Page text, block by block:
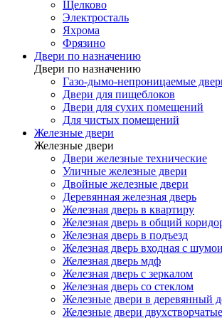
Щелково
Электросталь
Яхрома
Фрязино
Двери по назначению
Двери по назначению
Газо-дымо-непроницаемые
Двери для пищеблоков
Двери для сухих помещений
Для чистых помещений
Железные двери
Железные двери
Двери железные технические
Уличные железные двери
Двойные железные двери
Деревянная железная дверь
Железная дверь в квартиру
Железная дверь в общий
Железная дверь в подъезд
Железная дверь входная с
Железная дверь мдф
Железная дверь с зеркалом
Железная дверь со стеклом
Железные двери в деревянный
Железные двери двухстворчатые